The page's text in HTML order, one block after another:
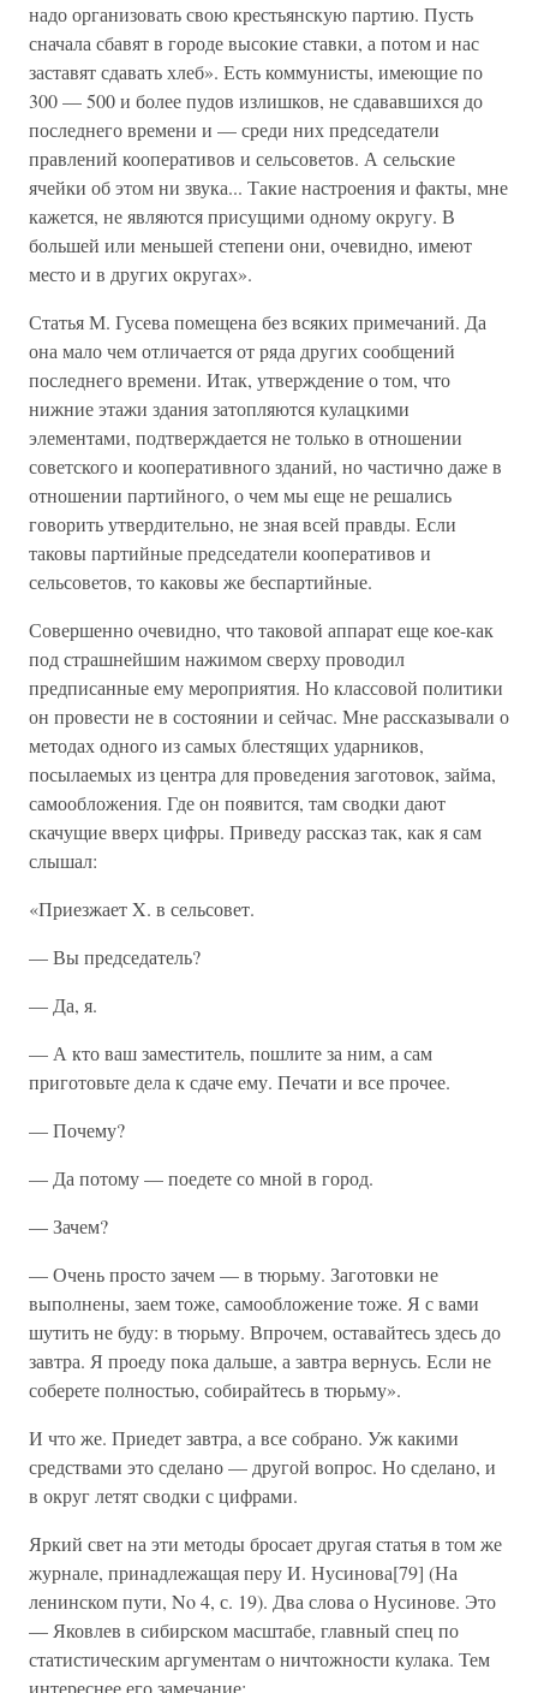
надо организовать свою крестьянскую партию. Пусть
сначала сбавят в городе высокие ставки, а потом и нас
заставят сдавать хлеб». Есть коммунисты, имеющие по
300 — 500 и более пудов излишков, не сдававшихся до
последнего времени и — среди них председатели
правлений кооперативов и сельсоветов. А сельские
ячейки об этом ни звука... Такие настроения и факты, мне
кажется, не являются присущими одному округу. В
большей или меньшей степени они, очевидно, имеют
место и в других округах».
Статья М. Гусева помещена без всяких примечаний. Да
она мало чем отличается от ряда других сообщений
последнего времени. Итак, утверждение о том, что
нижние этажи здания затопляются кулацкими
элементами, подтверждается не только в отношении
советского и кооперативного зданий, но частично даже в
отношении партийного, о чем мы еще не решались
говорить утвердительно, не зная всей правды. Если
таковы партийные председатели кооперативов и
сельсоветов, то каковы же беспартийные.
Совершенно очевидно, что таковой аппарат еще кое-как
под страшнейшим нажимом сверху проводил
предписанные ему мероприятия. Но классовой политики
он провести не в состоянии и сейчас. Мне рассказывали о
методах одного из самых блестящих ударников,
посылаемых из центра для проведения заготовок, займа,
самообложения. Где он появится, там сводки дают
скачущие вверх цифры. Приведу рассказ так, как я сам
слышал:
«Приезжает X. в сельсовет.
— Вы председатель?
— Да, я.
— А кто ваш заместитель, пошлите за ним, а сам
приготовьте дела к сдаче ему. Печати и все прочее.
— Почему?
— Да потому — поедете со мной в город.
— Зачем?
— Очень просто зачем — в тюрьму. Заготовки не
выполнены, заем тоже, самообложение тоже. Я с вами
шутить не буду: в тюрьму. Впрочем, оставайтесь здесь до
завтра. Я проеду пока дальше, а завтра вернусь. Если не
соберете полностью, собирайтесь в тюрьму».
И что же. Приедет завтра, а все собрано. Уж какими
средствами это сделано — другой вопрос. Но сделано, и
в округ летят сводки с цифрами.
Яркий свет на эти методы бросает другая статья в том же
журнале, принадлежащая перу И. Нусинова[79] (На
ленинском пути, No 4, с. 19). Два слова о Нусинове. Это
— Яковлев в сибирском масштабе, главный спец по
статистическим аргументам о ничтожности кулака. Тем
интереснее его замечание: